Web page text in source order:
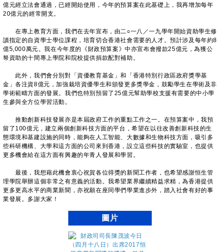
億元經立法會通過，已經開始使用，今年的預算案在此基礎上，我再增加每年
20億元的經常開支。
在專上教育方面，我們在去年宣布，由二○一八／一九學年開始資助學生修
讀指定的自資學士學位課程，培育切合香港社會需要的人才。預計涉及每年約8
億5,000萬元。我在今年度的《財政預算案》中亦宣布會撥款25億元，為獲公
帑資助的十間專上學院和院校提供捐款配對補助。
此外，我們會分別對「資優教育基金」和「香港特別行政區政府獎學基
金」各注資8億元，加強栽培資優學生和頒發更多獎學金，鼓勵學生在學術及非
學術範疇方面的發展。我們也特別預留了25億元幫助學校支援有需要的中小學
生參與全方位學習活動。
推動創新科技發展亦是本屆政府工作的重點工作之一。在預算案中，我預
留了100億元，建立兩個創新科技方面的平台，希望在以往改善創新科技的生
態環境和基建設施的同時，能夠在人工智能、大數據和生物科技方面，吸引多
些科研機構、大學和這方面的公司來到香港，設立這些科技的實驗室，也提供
更多機會給在這方面有興趣的年青人發展和學習。
最後，我想藉此機會衷心祝賀各位得獎的新聞工作者，也希望感謝恒生管
理學院舉辦這個非常之有意義的活動。我希望業界繼續精益求精，為香港提供
更多更高水平的商業新聞，亦祝願在座同學們學業進步外，踏入社會有好的事
業發展。多謝大家！
圖片